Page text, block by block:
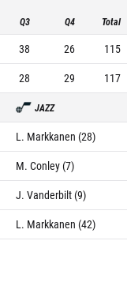
Q3 Q4 Total
38 26
115
28 29 117
JAZZ
L. Markkanen (28)
M. Conley (7)
J. Vanderbilt (9)
L. Markkanen (42)